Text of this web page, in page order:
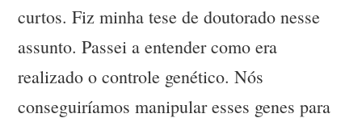
curtos. Fiz minha tese de doutorado nesse
assunto. Passei a entender como era
realizado o controle genético. Nós
conseguiríamos manipular esses genes para